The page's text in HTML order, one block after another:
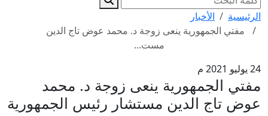
الرئيسية
الأخبار
مفتي الجمهورية ينعى زوجة د. محمد عوض تاج الدين
مست...
24 يوليو 2021 م
مفتي الجمهورية ينعى زوجة د. محمد
عوض تاج الدين مستشار رئيس الجمهورية